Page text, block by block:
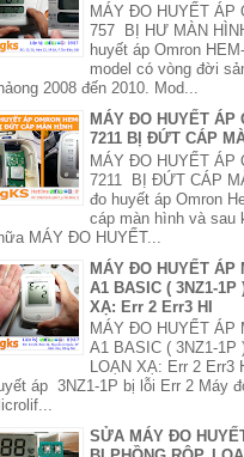
MÁY ĐO HUYẾT ÁP
757 BỊ HƯ MÀN
huyết áp Omron
model có vòng đời
2008 đến 2010. Mod...
MÁY ĐO HUYẾT ÁP
7211 BỊ ĐỨT CÁP
MÁY ĐO HUYẾT ÁP
7211 BỊ ĐỨT CÁP
đo huyết áp Omron
cáp màn hình và
MÁY ĐO HUYẾT...
MÁY ĐO HUYẾT ÁP
A1 BASIC ( 3NZ1-1P
XẠ: Err 2 Err3 HI
MÁY ĐO HUYẾT ÁP
A1 BASIC ( 3NZ1-1P
LOẠN XẠ: Err 2 Err3
áp 3NZ1-1P bị lỗi Err 2 Máy
SỬA MÁY ĐO